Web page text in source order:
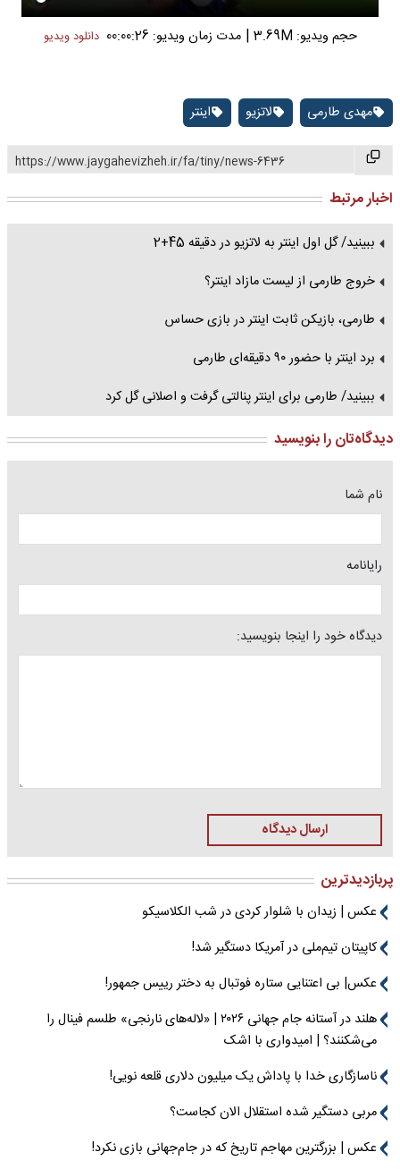
حجم ویدیو: 3.69M |مدت زمان ویدیو: 00:00:26 دانلود ویدیو
مهدی طارمی لاتزیو اینتر
https://www.jaygahevizheh.ir/fa/tiny/news-6436
اخبار مرتبط
ببینید/ گل اول اینتر به لاتزیو در دقیقه 45+2
خروج طارمی از لیست مازاد اینتر؟
طارمی، بازیکن ثابت اینتر در بازی حساس
برد اینتر با حضور ۹۰ دقیقه‌ای طارمی
ببینید/ طارمی برای اینتر پنالتی گرفت و اصلانی گل کرد
دیدگاه‌تان را بنویسید
نام شما
رایانامه
دیدگاه خود را اینجا بنویسید:
ارسال دیدگاه
پربازدیدترین
عکس | زیدان با شلوار کردی در شب الکلاسیکو
کاپیتان تیم‌ملی در آمریکا دستگیر شد!
عکس| بی اعتنایی ستاره فوتبال به دختر رییس جمهور!
هلند در آستانه جام جهانی ۲۰۲۶ | «لاله‌های نارنجی» طلسم فینال را
می‌شکنند؟ | امیدواری با اشک
ناسازگاری خدا با پاداش یک میلیون دلاری قلعه نویی!
مربی دستگیر شده استقلال الان کجاست؟
عکس | بزرگترین مهاجم تاریخ که در جام‌جهانی بازی نکرد!